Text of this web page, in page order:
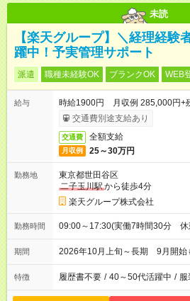
未読
【楽天グループ】＼経理経験
躍中！予実管理サポート
派遣 職種未経験OK ブランクOK WEB
給与
時給1900円 月収例 285,000円+
交通費別途支給あり
交通費 全額支給
月収例 25～30万円
勤務地
東京都世田谷区
二子玉川駅から徒歩4分
楽天グループ株式会社
勤務時間 09:00～17:30(実働7時間30分 休
期間 2026年10月上旬～長期 9月開
特徴 履歴書不要 / 40～50代活躍中 / 服